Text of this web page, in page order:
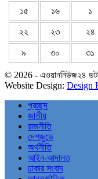
১৫ ১৬ ১
২২ ২৩ ২৪
৯ ৩০ ৩১
© 2026 - এওয়াননিউজ২৪
Website Design: Design
প্রচ্ছদ
জাতীয়
রাজনীতি
দেশজুডে
অর্থনীতি
আইন-আদালত
ঢাকার সংবাদ